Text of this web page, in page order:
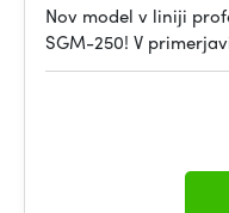
Nov model v liniji
SGM-250! V